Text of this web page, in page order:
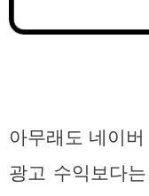
아무래도 네이
광고 수익보다